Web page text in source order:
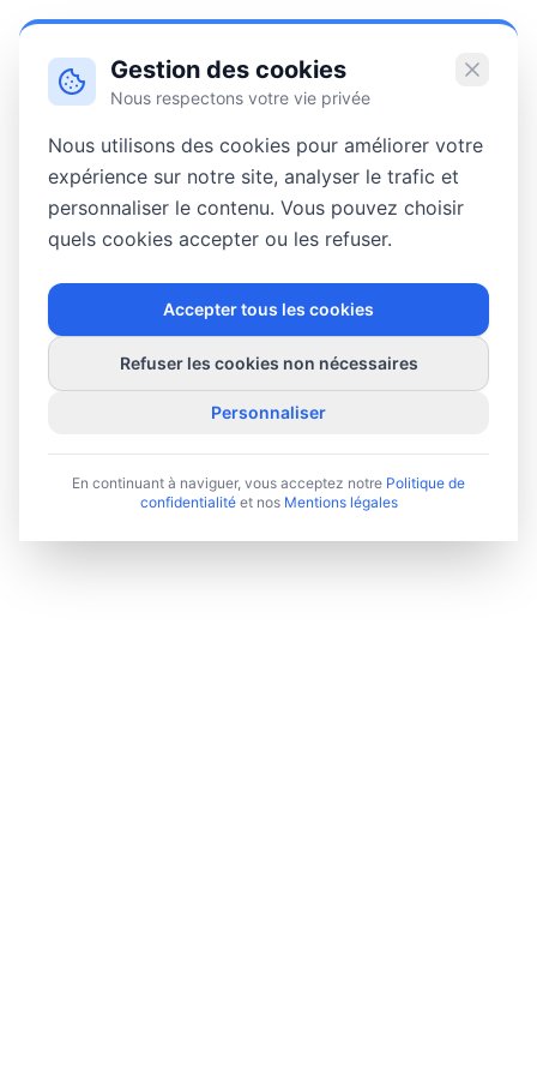
Gestion des cookies
Nous respectons votre vie privée
Nous utilisons des cookies pour améliorer votre
expérience sur notre site, analyser le trafic et
personnaliser le contenu. Vous pouvez choisir
quels cookies accepter ou les refuser.
Accepter tous les cookies
Refuser les cookies non nécessaires
Personnaliser
En continuant à naviguer, vous acceptez notre Politique de
confidentialité et nos Mentions légales